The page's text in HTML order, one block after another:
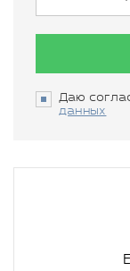
Даю
данных